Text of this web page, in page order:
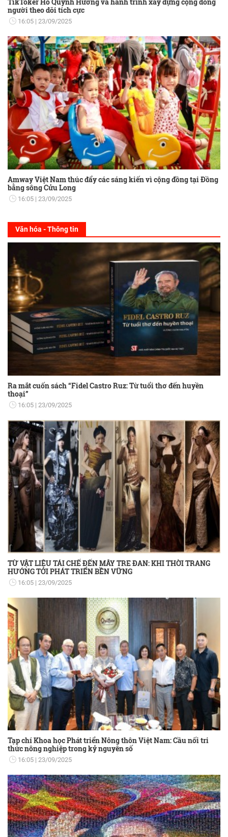
người theo dõi tích cực
16:05 23/09/2025
Amway Việt Nam thúc đẩy các sáng kiến vì cộng đồng tại Đồng
bằng sông Cửu Long
16:05 23/09/2025
Văn hóa - Thông tin
Ra mắt cuốn sách “Fidel Castro Ruz: Từ tuổi thơ đến huyền
thoại”
16:05 23/09/2025
TỪ VẬT LIỆU TÁI CHẾ ĐẾN MÂY TRE ĐAN: KHI THỜI TRANG
HƯỚNG TỚI PHÁT TRIỂN BỀN VỮNG
16:05 23/09/2025
Tạp chí Khoa học Phát triển Nông thôn Việt Nam: Cầu nối tri
thức nông nghiệp trong kỷ nguyên số
16:05 23/09/2025